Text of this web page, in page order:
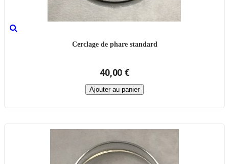
Cerclage de phare standard
40,00 €
Ajouter au panier